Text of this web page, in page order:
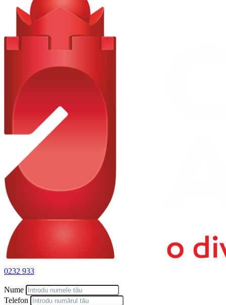
0232 933
Nume
Telefon